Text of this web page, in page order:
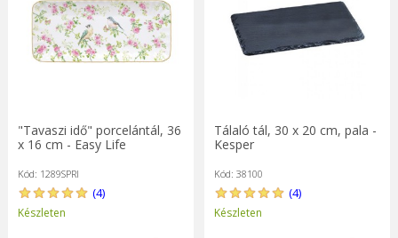
"Tavaszi idő" porcelántál, 36
x 16 cm - Easy Life
Kód: 1289SPRI
(4)
Készleten
Tálaló tál, 30 x 20 cm, pala -
Kesper
Kód: 38100
(4)
Készleten